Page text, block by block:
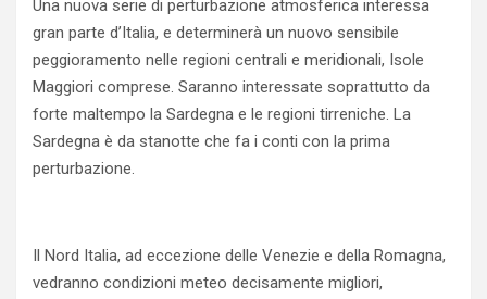
Una nuova serie di perturbazione atmosferica interessa
gran parte d’Italia, e determinerà un nuovo sensibile
peggioramento nelle regioni centrali e meridionali, Isole
Maggiori comprese. Saranno interessate soprattutto da
forte maltempo la Sardegna e le regioni tirreniche. La
Sardegna è da stanotte che fa i conti con la prima
perturbazione.
Il Nord Italia, ad eccezione delle Venezie e della Romagna,
vedranno condizioni meteo decisamente migliori,